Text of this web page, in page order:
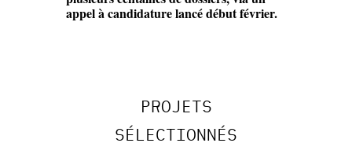
appel à candidature lancé début février.
PROJETS
SÉLECTIONNÉS